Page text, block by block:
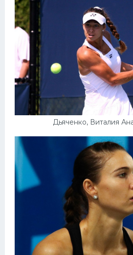
Дьяченко, Виталия